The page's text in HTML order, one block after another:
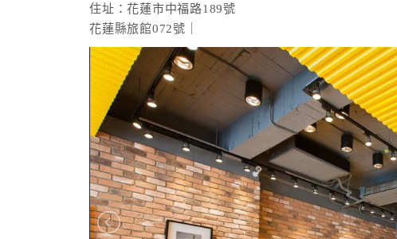
住址：花蓮市中福路189號
花蓮縣旅館072號｜